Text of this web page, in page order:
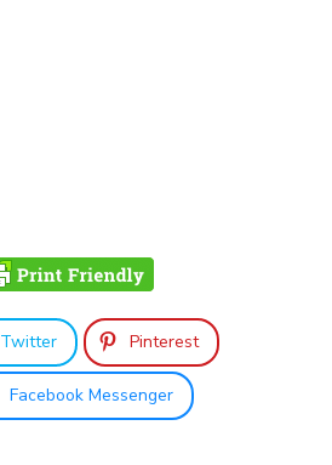
Twitter Pinterest
Facebook Messenger